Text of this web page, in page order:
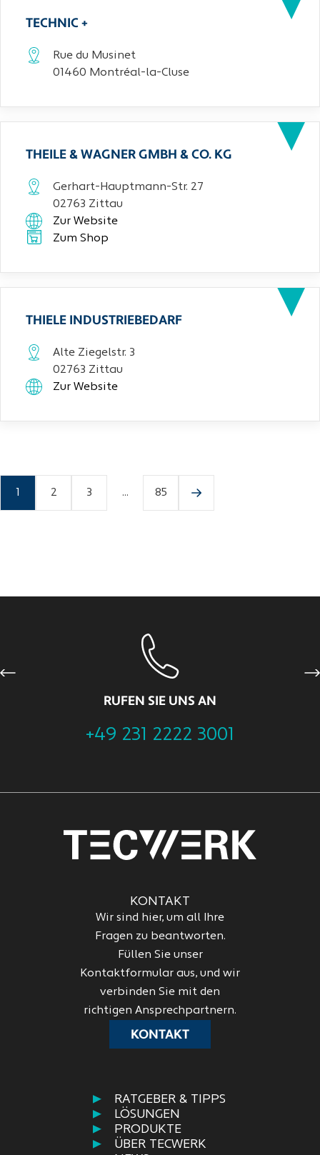
TECHNIC +
Rue du Musinet
01460 Montréal-la-Cluse
THEILE & WAGNER GMBH & CO. KG
Gerhart-Hauptmann-Str. 27
02763 Zittau
Zur Website
Zum Shop
THIELE INDUSTRIEBEDARF
Alte Ziegelstr. 3
02763 Zittau
Zur Website
2 3 ... 85
RUFEN SIE UNS AN
+49 231 2222 3001
Previous
RATGEBER & TIPPS
LÖSUNGEN
PRODUKTE
ÜBER TECWERK
KONTAKT
Wir sind hier, um all Ihre
Fragen zu beantworten.
Füllen Sie unser
Kontaktformular aus, und wir
verbinden Sie mit den
richtigen Ansprechpartnern.
KONTAKT